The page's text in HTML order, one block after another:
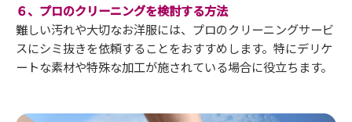
６、プロのクリーニングを検討する方法
難しい汚れや大切なお洋服には、プロのクリーニングサービ
スにシミ抜きを依頼することをおすすめします。特にデリケ
ートな素材や特殊な加工が施されている場合に役立ちます。